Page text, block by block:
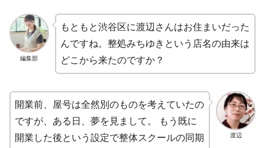
編集部
もともと渋谷区に渡辺さんはお住まいだった
んですね。整処みちゆきという店名の由来は
どこから来たのですか？
渡辺
開業前、屋号は全然別のものを考えていたの
ですが、ある日、夢を見まして。 もう既に
開業した後という設定で整体スクールの同期